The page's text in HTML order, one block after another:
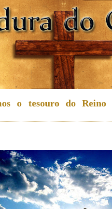
o tesouro do Reino